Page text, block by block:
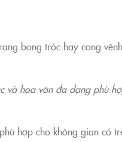
bong tróc hay cong
và hoa văn đa dạng phù
hợp cho không gian có